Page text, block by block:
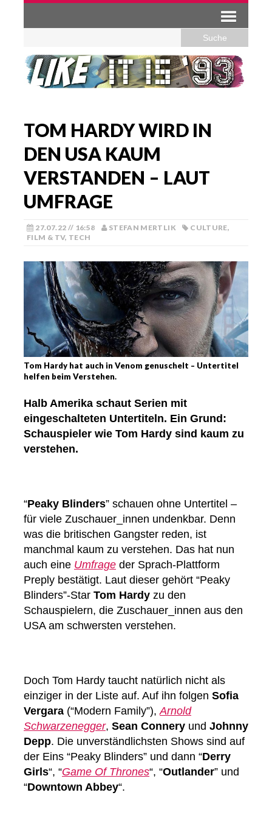
TOM HARDY WIRD IN
DEN USA KAUM
VERSTANDEN – LAUT
UMFRAGE
27.07.22 // 16:58 STEFAN MERTLIK CULTURE,
FILM & TV, TECH
Tom Hardy hat auch in Venom genuschelt – Untertitel
helfen beim Verstehen.
Halb Amerika schaut Serien mit
eingeschalteten Untertiteln. Ein Grund:
Schauspieler wie Tom Hardy sind kaum zu
verstehen.
“Peaky Blinders” schauen ohne Untertitel –
für viele Zuschauer_innen undenkbar. Denn
was die britischen Gangster reden, ist
manchmal kaum zu verstehen. Das hat nun
auch eine Umfrage der Sprach-Plattform
Preply bestätigt. Laut dieser gehört “Peaky
Blinders”-Star Tom Hardy zu den
Schauspielern, die Zuschauer_innen aus den
USA am schwersten verstehen.
Doch Tom Hardy taucht natürlich nicht als
einziger in der Liste auf. Auf ihn folgen Sofia
Vergara (“Modern Family”),Arnold
Schwarzenegger, Sean Connery und Johnny
Depp. Die unverständlichsten Shows sind auf
der Eins “Peaky Blinders” und dann “Derry
Girls“, “Game Of Thrones“, “Outlander” und
“Downtown Abbey“.